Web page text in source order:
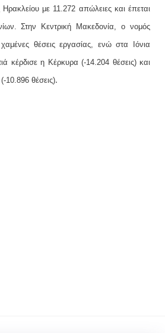
με 11.272 απώλειες και έπεται
Στην Κεντρική Μακεδονία, ο νομός
θέσεις εργασίας, ενώ στα Ιόνια
κέρδισε η Κέρκυρα (-14.204 θέσεις) και
10.896 θέσεις).